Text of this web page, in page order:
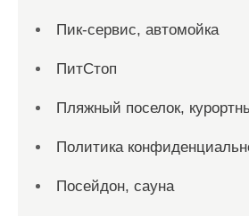
Пик-сервис, автомойка
ПитСтоп
Пляжный поселок,
Политика
Посейдон, сауна